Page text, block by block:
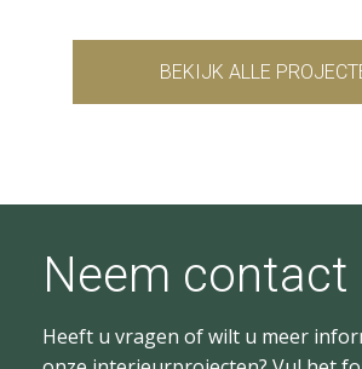
BEKIJK ALLE
Neem contact
Heeft u vragen of wilt u meer